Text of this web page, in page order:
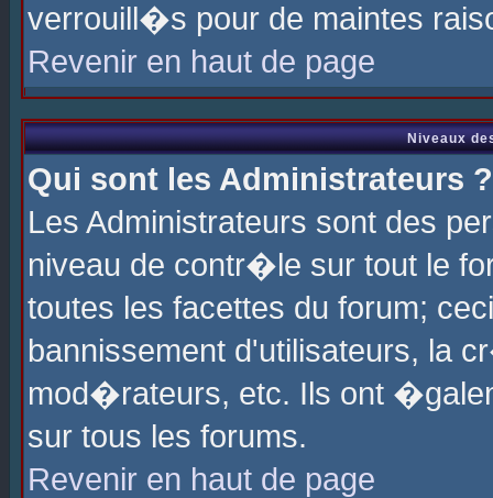
verrouill�s pour de maintes
Revenir en haut de page
Niveaux
Qui sont les Administrateurs ?
Les Administrateurs sont des
niveau de contr�le sur tout le
toutes les facettes du forum;
bannissement d'utilisateurs, la
mod�rateurs, etc. Ils ont
sur tous les forums.
Revenir en haut de page